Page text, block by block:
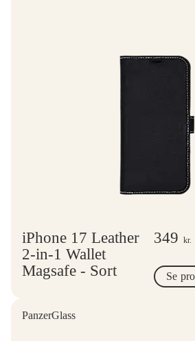
iPhone 17 Leather
2-in-1 Wallet
Magsafe - Sort
349 kr.
Se
PanzerGlass